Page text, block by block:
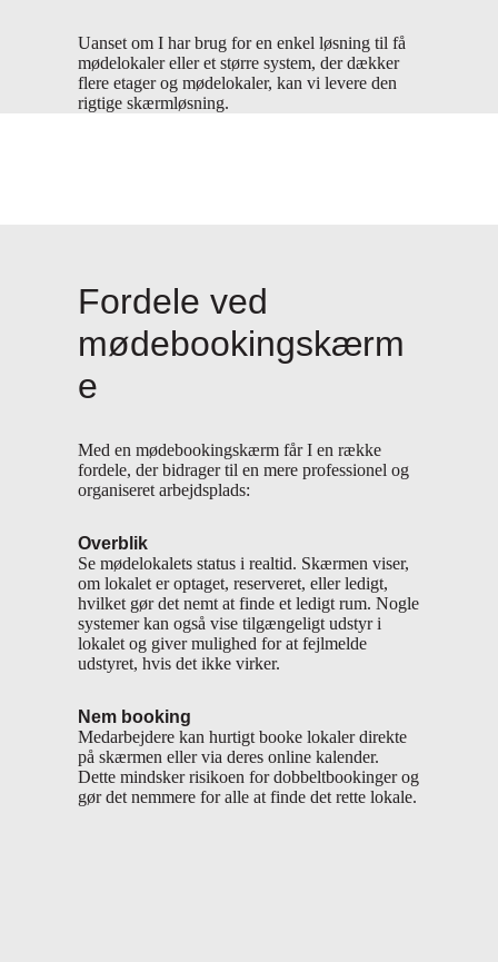
Uanset om I har brug for en enkel løsning til få
mødelokaler eller et større system, der dækker
flere etager og mødelokaler, kan vi levere den
rigtige skærmløsning.
Fordele ved
mødebookingskærm
e
Med en mødebookingskærm får I en række
fordele, der bidrager til en mere professionel og
organiseret arbejdsplads:
Overblik
Se mødelokalets status i realtid. Skærmen viser,
om lokalet er optaget, reserveret, eller ledigt,
hvilket gør det nemt at finde et ledigt rum. Nogle
systemer kan også vise tilgængeligt udstyr i
lokalet og giver mulighed for at fejlmelde
udstyret, hvis det ikke virker.
Nem booking
Medarbejdere kan hurtigt booke lokaler direkte
på skærmen eller via deres online kalender.
Dette mindsker risikoen for dobbeltbookinger og
gør det nemmere for alle at finde det rette lokale.